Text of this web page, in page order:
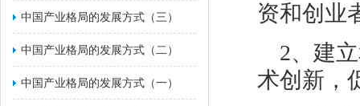
​中国产业格局的发展方式（三）
​中国产业格局的发展方式（二）
中国产业格局的发展方式（一）
资和创业
2、建
术创新，